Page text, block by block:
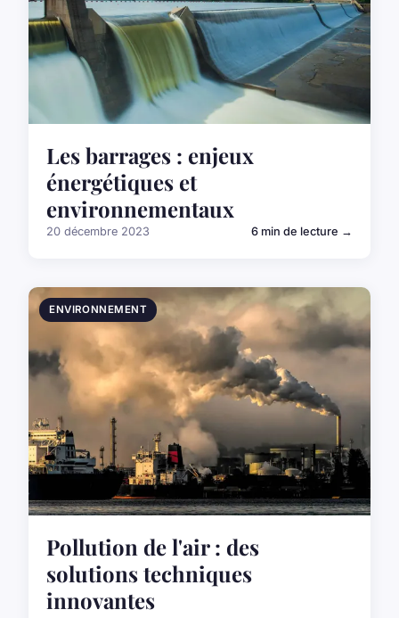
Les barrages : enjeux
énergétiques et
environnementaux
20 décembre 2023 6 min de lecture →
ENVIRONNEMENT
Pollution de l'air : des
solutions techniques
innovantes